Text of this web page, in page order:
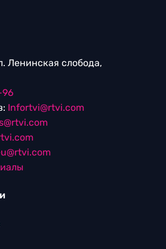
Ленинская слобода,
96
Infortvi@rtvi.com